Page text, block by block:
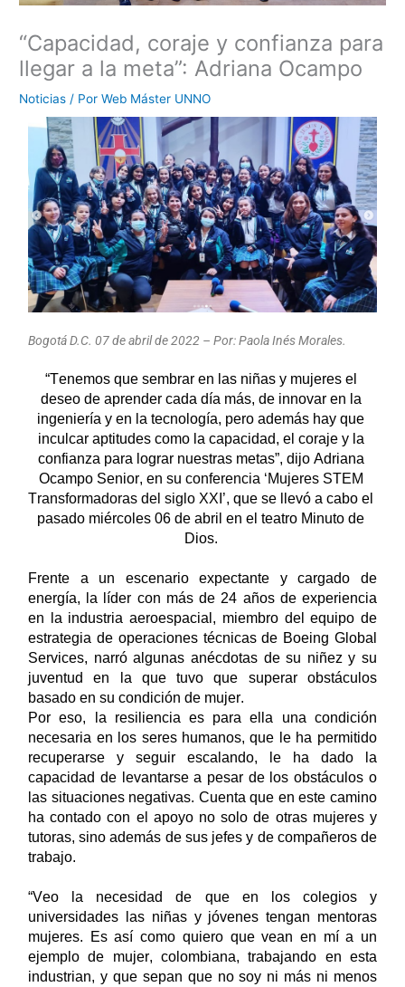
“Capacidad, coraje y confianza para
llegar a la meta”: Adriana Ocampo
Noticias / PorWeb Máster UNNO
Bogotá D.C. 07 de abril de 2022 – Por: Paola Inés Morales.
“Tenemos que sembrar en las niñas y mujeres el
deseo de aprender cada día más, de innovar en la
ingeniería y en la tecnología, pero además hay que
inculcar aptitudes como la capacidad, el coraje y la
confianza para lograr nuestras metas”, dijo Adriana
Ocampo Senior, en su conferencia ‘Mujeres STEM
Transformadoras del siglo XXI’, que se llevó a cabo el
pasado miércoles 06 de abril en el teatro Minuto de
Dios.
Frente a un escenario expectante y cargado de
energía, la líder con más de 24 años de experiencia
en la industria aeroespacial, miembro del equipo de
Services, narró algunas anécdotas de su niñez y su
juventud en la que tuvo que superar obstáculos
basado en su condición de mujer.
Por eso, la resiliencia es para ella una condición
necesaria en los seres humanos, que le ha permitido
recuperarse y seguir escalando, le ha dado
la
capacidad de levantarse a pesar de los obstáculos o
las situaciones negativas. Cuenta que en este camino
ha contado con el apoyo no solo de otras mujeres y
tutoras, sino además de sus jefes y de compañeros de
trabajo.
“Veo la necesidad de que en los colegios y
universidades las niñas y jóvenes tengan mentoras
mujeres. Es así como quiero que vean en mí a un
ejemplo de mujer, colombiana, trabajando en esta
industrian, y que sepan que no soy ni más ni menos